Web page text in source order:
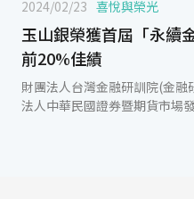
2024/02/23 喜悅與榮光
玉山銀榮獲首屆「永續
前20%佳績
財團法人台灣金融研訓院(金融
法人中華民國證券暨期貨市場